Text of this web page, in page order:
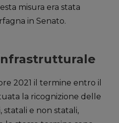
misura era stata
in Senato.
2021 il termine entro il
la ricognizione delle
e non statali,